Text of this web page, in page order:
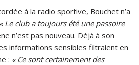
à la radio sportive, Bouchet n’a
« Le club a toujours été une passoire
n’est pas nouveau. Déjà à son
informations sensibles filtraient en
: « Ce sont certainement des